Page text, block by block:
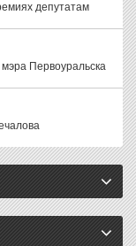
депутатам
Первоуральска